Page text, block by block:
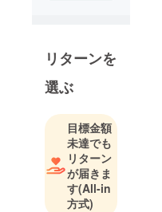
リターンを
選ぶ
目標金額
未達でも
リターン
が届きま
す(All-in
方式)